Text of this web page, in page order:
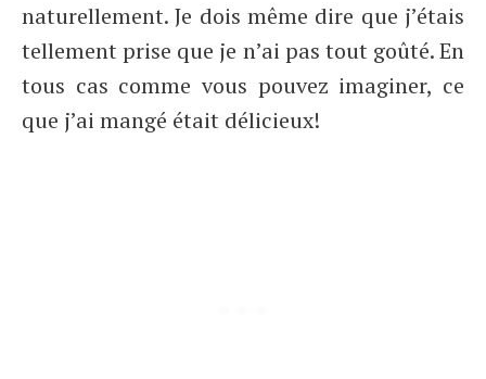
naturellement. Je dois même dire que j’étais
tellement prise que je n’ai pas tout goûté. En
tous cas comme vous pouvez imaginer, ce
que j’ai mangé était délicieux!